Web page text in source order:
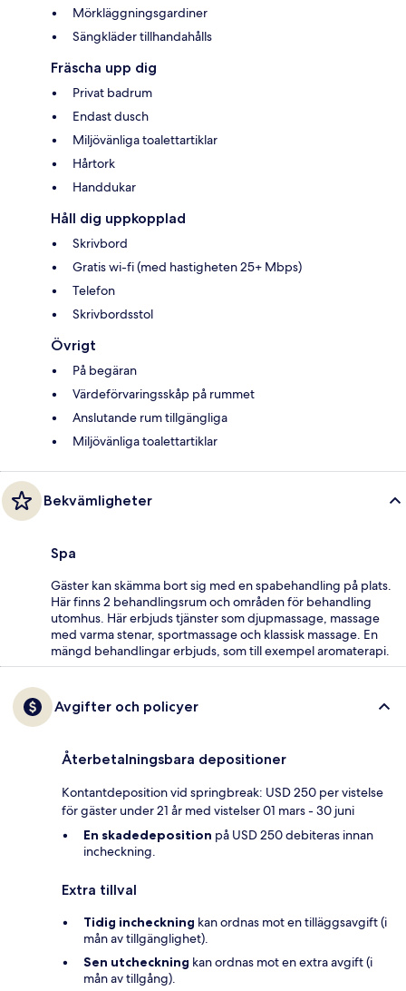
Mörkläggningsgardiner
Sängkläder tillhandahålls
Fräscha upp dig
Privat badrum
Endast dusch
Miljövänliga toalettartiklar
Hårtork
Handdukar
Håll dig uppkopplad
Skrivbord
Gratis wi-fi (med hastigheten 25+ Mbps)
Telefon
Skrivbordsstol
Övrigt
På begäran
Värdeförvaringsskåp på rummet
Anslutande rum tillgängliga
Miljövänliga toalettartiklar
Bekvämligheter
Spa
Gäster kan skämma bort sig med en spabehandling på plats.
Här finns 2 behandlingsrum och områden för behandling
utomhus. Här erbjuds tjänster som djupmassage, massage
med varma stenar, sportmassage och klassisk massage. En
mängd behandlingar erbjuds, som till exempel aromaterapi.
Avgifter och policyer
Återbetalningsbara depositioner
Kontantdeposition vid springbreak: USD 250 per vistelse
för gäster under 21 år med vistelser 01 mars - 30 juni
En skadedeposition på USD 250 debiteras innan
incheckning.
Extra tillval
Tidig incheckning kan ordnas mot en tilläggsavgift (i
mån av tillgänglighet).
Sen utcheckning kan ordnas mot en extra avgift (i
mån av tillgång).